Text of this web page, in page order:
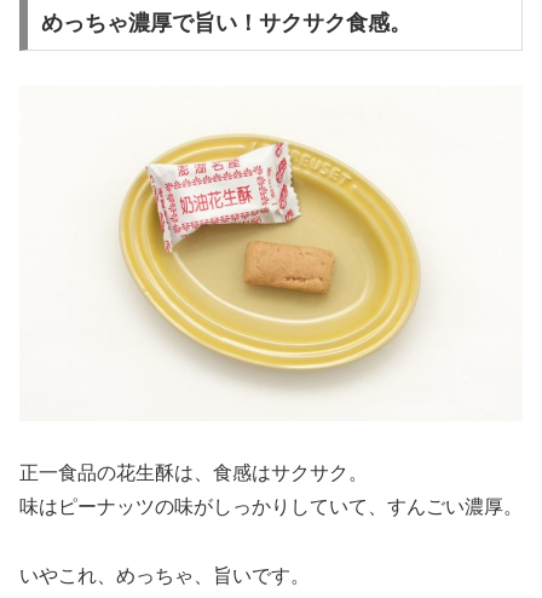
めっちゃ濃厚で旨い！サクサク食感。
正一食品の花生酥は、食感はサクサク。
味はピーナッツの味がしっかりしていて、すんごい濃厚。
いやこれ、めっちゃ、旨いです。